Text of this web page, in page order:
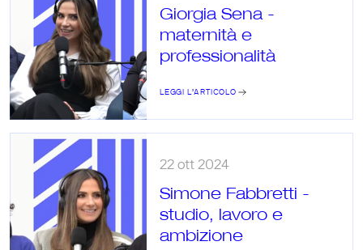
Giorgia Sena -
maternità e
professionalità
LEGGI L’ARTICOLO
22 ott 2024
Simone Fabbretti -
studio, lavoro e
ambizione